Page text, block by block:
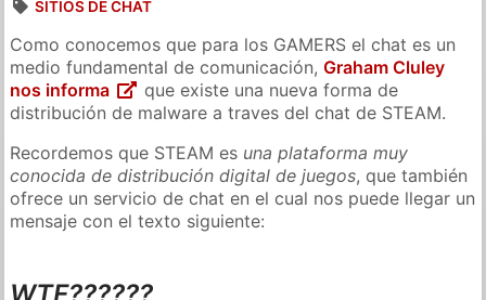
SITIOS DE CHAT
Como conocemos que para los GAMERS el chat es un
medio fundamental de comunicación,Graham Cluley
nos informa
que existe una nueva forma de
distribución de malware a traves del chat de STEAM.
Recordemos que STEAM es una plataforma muy
conocida de distribución digital de juegos, que también
ofrece un servicio de chat en el cual nos puede llegar un
mensaje con el texto siguiente: